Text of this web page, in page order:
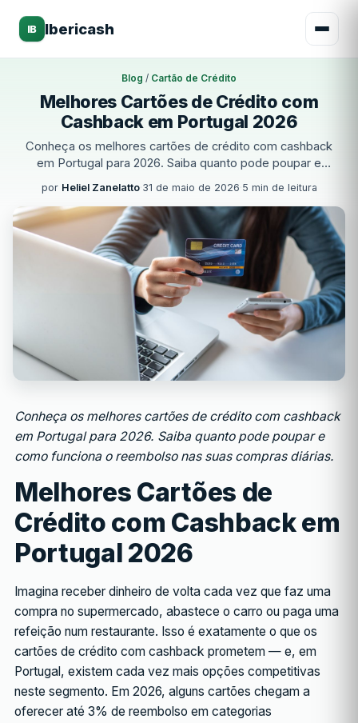
IB Ibericash
Blog / Cartão de Crédito
Melhores Cartões de Crédito com
Cashback em Portugal 2026
Conheça os melhores cartões de crédito com cashback
em Portugal para 2026. Saiba quanto pode poupar e
por Heliel Zanelatto·31 de maio de 2026·5 min de leitura
Conheça os melhores cartões de crédito com cashback
em Portugal para 2026. Saiba quanto pode poupar e
como funciona o reembolso nas suas compras diárias.
Melhores Cartões de
Crédito com Cashback em
Portugal 2026
Imagina receber dinheiro de volta cada vez que faz uma
compra no supermercado, abastece o carro ou paga uma
refeição num restaurante. Isso é exatamente o que os
cartões de crédito com cashback prometem — e, em
Portugal, existem cada vez mais opções competitivas
neste segmento. Em 2026, alguns cartões chegam a
oferecer até 3% de reembolso em categorias